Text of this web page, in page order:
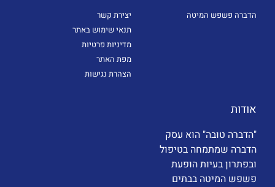
הדברה פשפש המיטה
יצירת קשר
תנאי שימוש באתר
מדיניות פרטיות
מפת האתר
הצהרת נגישות
אודות
"הדברה טובה" הוא עסק
הדברה שמתמחה בטיפול
ובפתרון בעיות הופעת
פשפש המיטה בבתים